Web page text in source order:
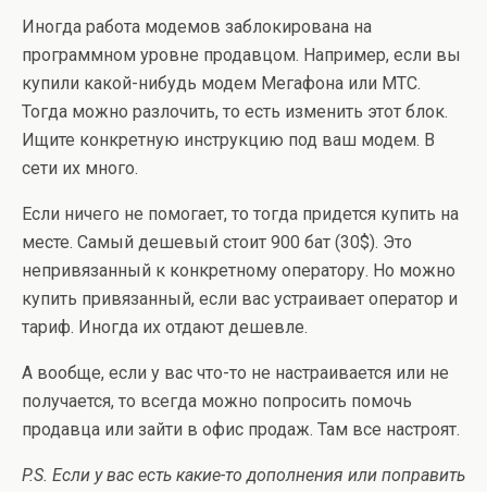
Иногда работа модемов заблокирована на
программном уровне продавцом. Например, если вы
купили какой-нибудь модем Мегафона или МТС.
Тогда можно разлочить, то есть изменить этот блок.
Ищите конкретную инструкцию под ваш модем. В
сети их много.
Если ничего не помогает, то тогда придется купить на
месте. Самый дешевый стоит 900 бат (30$). Это
непривязанный к конкретному оператору. Но можно
купить привязанный, если вас устраивает оператор и
тариф. Иногда их отдают дешевле.
А вообще, если у вас что-то не настраивается или не
получается, то всегда можно попросить помочь
продавца или зайти в офис продаж. Там все настроят.
P.S. Если у вас есть какие-то дополнения или поправить